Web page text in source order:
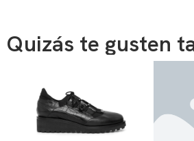
Quizás te gusten